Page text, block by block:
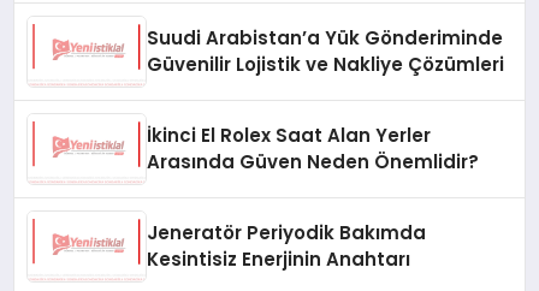
Suudi Arabistan’a Yük Gönderiminde
Güvenilir Lojistik ve Nakliye Çözümleri
İkinci El Rolex Saat Alan Yerler
Arasında Güven Neden Önemlidir?
Jeneratör Periyodik Bakımda
Kesintisiz Enerjinin Anahtarı